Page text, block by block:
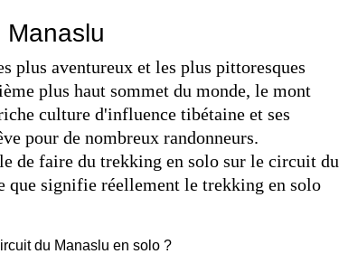
plus aventureux et les plus pittoresques
plus haut sommet du monde, le mont
culture d'influence tibétaine et ses
pour de nombreux randonneurs.
de faire du trekking en solo sur le circuit du
que signifie réellement le trekking en solo